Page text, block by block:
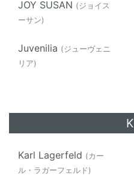
JOY SUSAN (ジョイス
ーサン)
Juvenilia (ジューヴェニ
リア)
K
Karl Lagerfeld (カー
ル・ラガーフェルド)